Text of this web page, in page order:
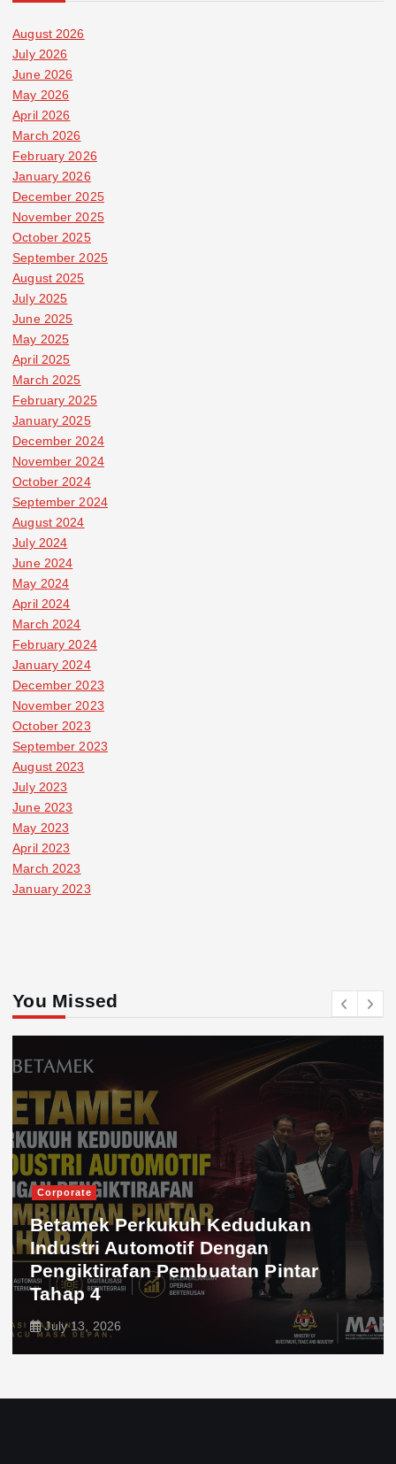
August 2026
July 2026
June 2026
May 2026
April 2026
March 2026
February 2026
January 2026
December 2025
November 2025
October 2025
September 2025
August 2025
July 2025
June 2025
May 2025
April 2025
March 2025
February 2025
January 2025
December 2024
November 2024
October 2024
September 2024
August 2024
July 2024
June 2024
May 2024
April 2024
March 2024
February 2024
January 2024
December 2023
November 2023
October 2023
September 2023
August 2023
July 2023
June 2023
May 2023
April 2023
March 2023
January 2023
You Missed
Corporate
Betamek Perkukuh Kedudukan
Industri Automotif Dengan
Pengiktirafan Pembuatan Pintar
Tahap 4
July 13, 2026